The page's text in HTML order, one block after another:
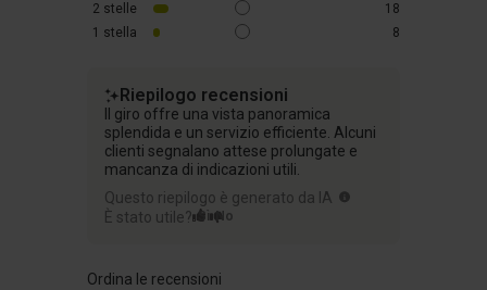
2 stelle
18
1 stella 8
Riepilogo recensioni
Il giro offre una vista panoramica
splendida e un servizio efficiente. Alcuni
clienti segnalano attese prolungate e
mancanza di indicazioni utili.
Questo riepilogo è generato da IA
È stato utile? Sì No
Ordina le recensioni